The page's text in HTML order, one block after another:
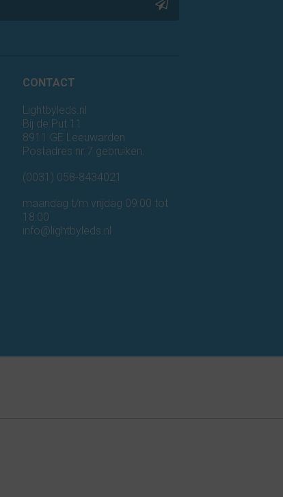
CONTACT
Lightbyleds.nl
Bij de Put 11
8911 GE Leeuwarden
Postadres nr 7 gebruiken.
(0031) 058-8434021
maandag t/m vrijdag 09:00 tot
18:00
info@lightbyleds.nl